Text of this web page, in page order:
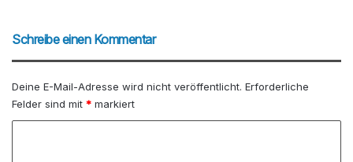
Schreibe einen Kommentar
Deine E-Mail-Adresse wird nicht veröffentlicht. Erforderliche
Felder sind mit * markiert